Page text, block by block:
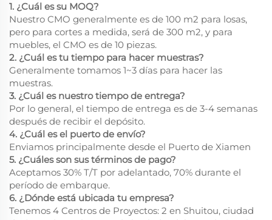
1. ¿Cuál es su MOQ?
Nuestro CMO generalmente es de 100 m2 para losas,
pero para cortes a medida, será de 300 m2, y para
muebles, el CMO es de 10 piezas.
2. ¿Cuál es tu tiempo para hacer muestras?
Generalmente tomamos 1~3 días para hacer las
muestras.
3. ¿Cuál es nuestro tiempo de entrega?
Por lo general, el tiempo de entrega es de 3-4 semanas
después de recibir el depósito.
4. ¿Cuál es el puerto de envío?
Enviamos principalmente desde el Puerto de Xiamen
5. ¿Cuáles son sus términos de pago?
Aceptamos 30% T/T por adelantado, 70% durante el
período de embarque.
6. ¿Dónde está ubicada tu empresa?
Tenemos 4 Centros de Proyectos: 2 en Shuitou, ciudad